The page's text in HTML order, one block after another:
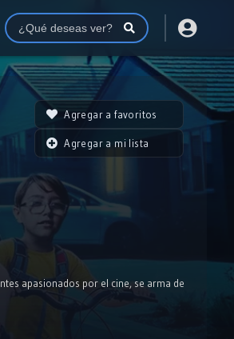
apasionados por el cine, se arma de
Agregar a favoritos
Agregar a mi lista